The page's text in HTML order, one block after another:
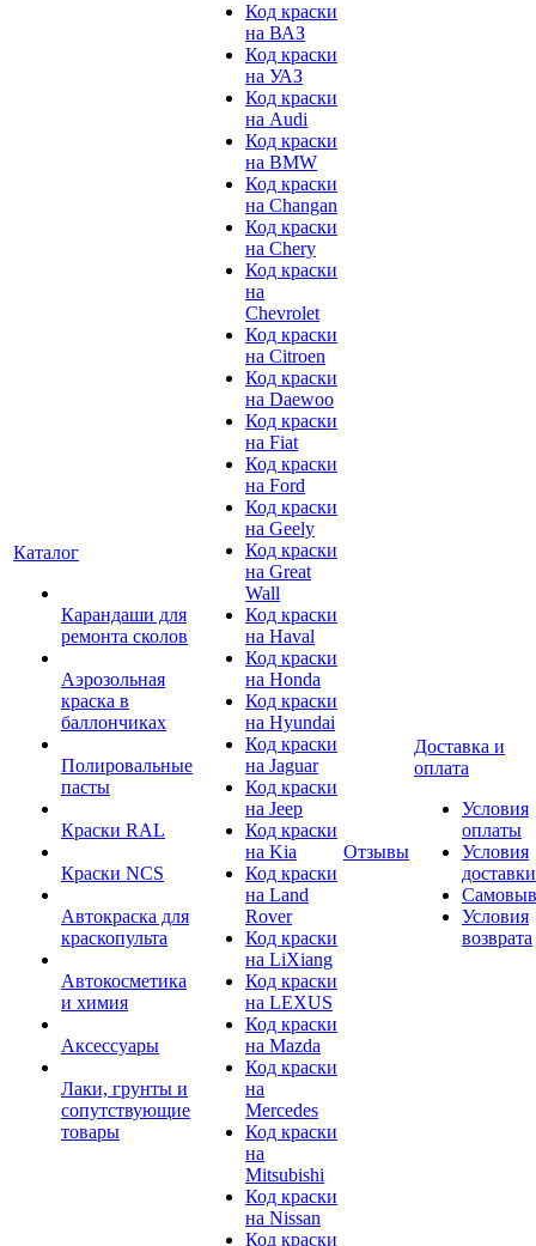
Каталог
Карандаши для
ремонта сколов
Аэрозольная
краска в
баллончиках
Полировальные
пасты
Краски RAL
Краски NCS
Автокраска для
краскопульта
Автокосметика
и химия
Аксессуары
Лаки, грунты и
сопутствующие
товары
Код краски
на ВАЗ
Код краски
на УАЗ
Код краски
на Audi
Код краски
на BMW
Код краски
на Changan
Код краски
на Chery
Код краски
на
Chevrolet
Код краски
на Citroen
Код краски
на Daewoo
Код краски
на Fiat
Код краски
на Ford
Код краски
на Geely
Код краски
на Great
Wall
Код краски
на Haval
Код краски
на Honda
Код краски
на Hyundai
Код краски
на Jaguar
Код краски
на Jeep
Код краски
на Kia
Код краски
на Land
Rover
Код краски
на LiXiang
Код краски
на LEXUS
Код краски
на Mazda
Код краски
на
Mercedes
Код краски
на
Mitsubishi
Код краски
на Nissan
Код краски
Отзывы
Доставка и
оплата
Условия
оплаты
Условия
доставки
Условия
возврата